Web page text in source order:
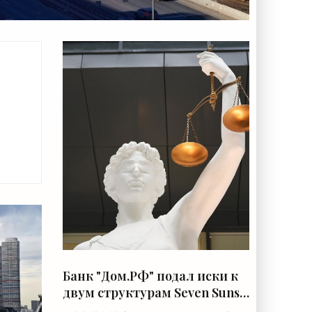
Банк "Дом.РФ" подал иски к
двум структурам Seven Suns